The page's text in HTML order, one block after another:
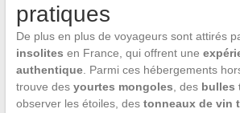
pratiques
De plus en plus de voyageurs sont attirés
insolites en France, qui offrent une
authentique. Parmi ces hébergements
trouve des yourtes mongoles, des bulles
observer les étoiles, des tonneaux de vin